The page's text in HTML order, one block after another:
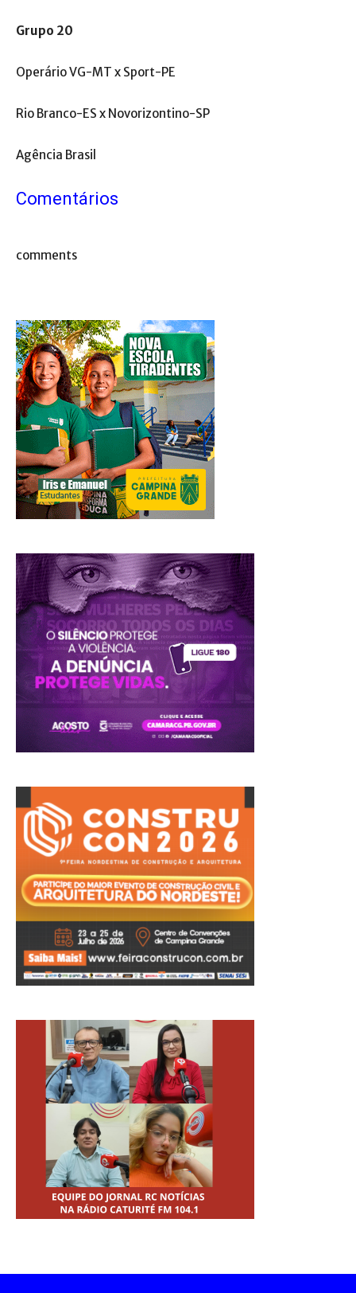
Grupo 20
Operário VG-MT x Sport-PE
Rio Branco-ES x Novorizontino-SP
Agência Brasil
Comentários
comments